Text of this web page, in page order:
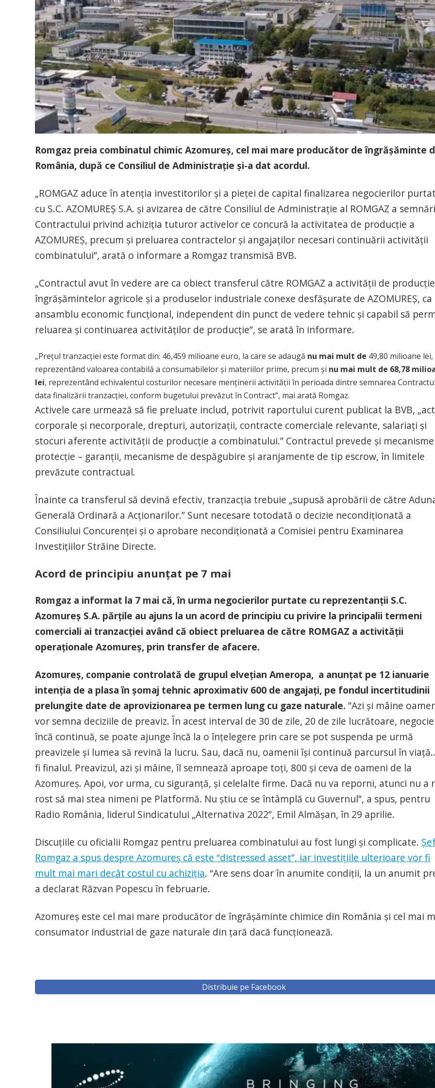
Romgaz preia combinatul chimic Azomureș, cel mai mare producător de îngrășăminte
România, după ce Consiliul de Administrație și-a dat acordul.
„ROMGAZ aduce în atenția investitorilor și a pieței de capital finalizarea negocierilor
cu S.C. AZOMUREȘ S.A. și avizarea de către Consiliul de Administrație al ROMGAZ a
Contractului privind achiziția tuturor activelor ce concură la activitatea de producție a
AZOMUREȘ, precum și preluarea contractelor și angajaților necesari continuării activității
combinatului”, arată o informare a Romgaz transmisă BVB.
„Contractul avut în vedere are ca obiect transferul către ROMGAZ a activității de
îngrășămintelor agricole și a produselor industriale conexe desfășurate de AZOMUREȘ, ca
ansamblu economic funcțional, independent din punct de vedere tehnic și capabil să
reluarea și continuarea activităților de producție”, se arată în informare.
„Prețul tranzacției este format din: 46,459 milioane euro, la care se adaugă nu mai mult de 49,80 milioane lei,
reprezentând valoarea contabilă a consumabilelor și materiilor prime, precum și nu mai mult de 68,78
lei, reprezentând echivalentul costurilor necesare menținerii activității în perioada dintre semnarea
data finalizării tranzacției, conform bugetului prevăzut în Contract”, mai arată Romgaz.
Activele care urmează să fie preluate includ, potrivit raportului curent publicat la BVB,
corporale şi necorporale, drepturi, autorizaţii, contracte comerciale relevante, salariaţi şi
stocuri aferente activităţii de producţie a combinatului.” Contractul prevede şi
protecţie – garanţii, mecanisme de despăgubire şi aranjamente de tip escrow, în limitele
prevăzute contractual.
Înainte ca transferul să devină efectiv, tranzacţia trebuie „supusă aprobării de către
Generală Ordinară a Acţionarilor.” Sunt necesare totodată o decizie necondiţionată a
Consiliului Concurenţei şi o aprobare necondiţionată a Comisiei pentru Examinarea
Investiţiilor Străine Directe.
Acord de principiu anunțat pe 7 mai
Romgaz a informat la 7 mai că, în urma negocierilor purtate cu reprezentanții S.C.
Azomureș S.A. părțile au ajuns la un acord de principiu cu privire la principalii termeni
comerciali ai tranzacției având că obiect preluarea de către ROMGAZ a activității
operaționale Azomureș, prin transfer de afacere.
Azomureș, companie controlată de grupul elvețian Ameropa, a anunțat pe 12 ianuarie
intenția de a plasa în șomaj tehnic aproximativ 600 de angajați, pe fondul incertitudinii
prelungite date de aprovizionarea pe termen lung cu gaze naturale. ”Azi și mâine
vor semna deciziile de preaviz. În acest interval de 30 de zile, 20 de zile lucrătoare,
încă continuă, se poate ajunge încă la o înțelegere prin care se pot suspenda pe urmă
preavizele și lumea să revină la lucru. Sau, dacă nu, oamenii își continuă parcursul în
fi finalul. Preavizul, azi și mâine, îl semnează aproape toți, 800 și ceva de oameni de la
Azomureș. Apoi, vor urma, cu siguranță, și celelalte firme. Dacă nu va reporni, atunci nu a
rost să mai stea nimeni pe Platformă. Nu știu ce se întâmplă cu Guvernul”, a spus, pentru
Radio România, liderul Sindicatului „Alternativa 2022”, Emil Almășan, în 29 aprilie.
Discuțiile cu oficialii Romgaz pentru preluarea combinatului au fost lungi și complicate.
Romgaz a spus despre Azomureș că este “distressed asset”, iar investițiile ulterioare vor fi
mult mai mari decât costul cu achiziția. “Are sens doar în anumite condiții, la un anumit
a declarat Răzvan Popescu în februarie.
Azomureș este cel mai mare producător de îngrășăminte chimice din România și cel mai
consumator industrial de gaze naturale din țară dacă funcționează.
Distribuie pe Facebook